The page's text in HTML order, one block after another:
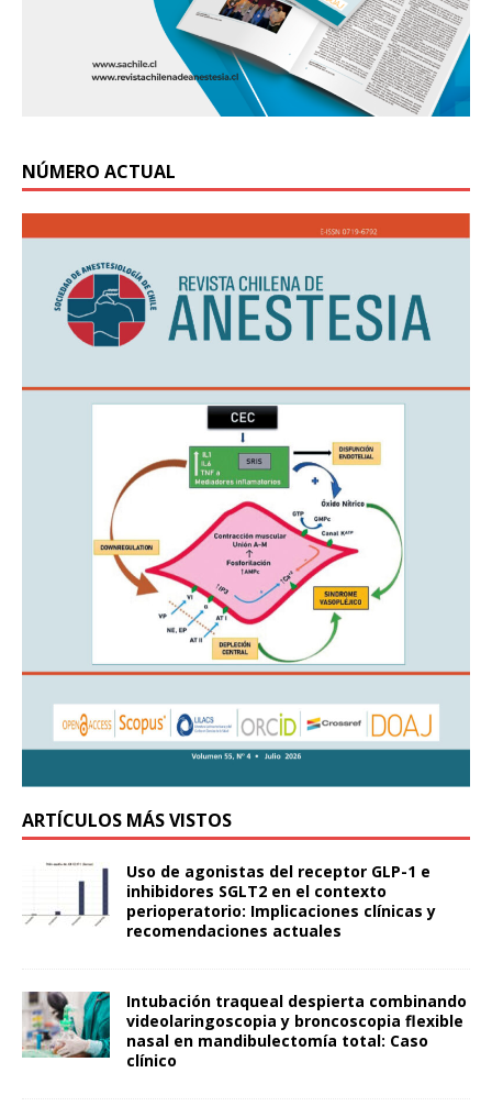
NÚMERO ACTUAL
ARTÍCULOS MÁS VISTOS
Uso de agonistas del receptor GLP-1 e
inhibidores SGLT2 en el contexto
perioperatorio: Implicaciones clínicas y
recomendaciones actuales
Intubación traqueal despierta combinando
videolaringoscopia y broncoscopia flexible
nasal en mandibulectomía total: Caso
clínico